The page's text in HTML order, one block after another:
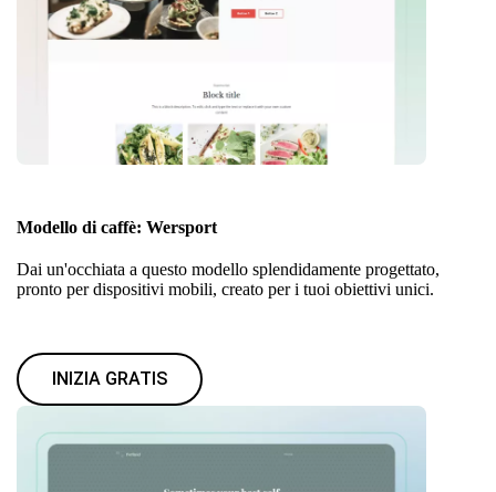
Modello di caffè: Wersport
Dai un'occhiata a questo modello splendidamente progettato,
pronto per dispositivi mobili, creato per i tuoi obiettivi unici.
INIZIA GRATIS